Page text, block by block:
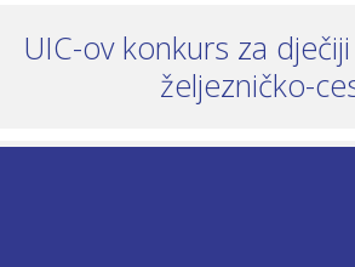
UIC-ov konkurs za
željezničko-